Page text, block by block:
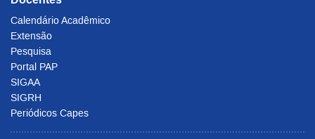
Calendário Acadêmico
Extensão
Pesquisa
Portal PAP
SIGAA
SIGRH
Periódicos Capes